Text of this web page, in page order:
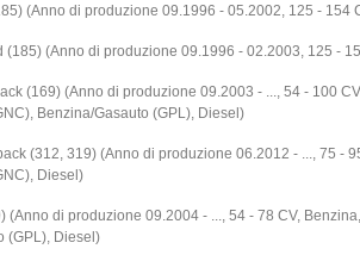
(Anno di produzione 09.1996 - 05.2002, 125 - 154
(185) (Anno di produzione 09.1996 - 02.2003, 125 -
(169) (Anno di produzione 09.2003 - ..., 54 - 100
Benzina/Gasauto (GPL), Diesel)
(312, 319) (Anno di produzione 06.2012 - ..., 75 -
Diesel)
(Anno di produzione 09.2004 - ..., 54 - 78 CV,
(GPL), Diesel)